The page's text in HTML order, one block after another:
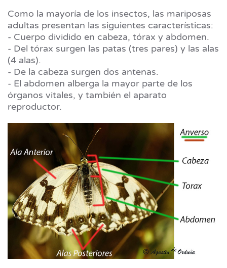
Como la mayoría de los insectos, las mariposas
adultas presentan las siguientes características:
- Cuerpo dividido en cabeza, tórax y abdomen.
- Del tórax surgen las patas (tres pares) y las alas
(4 alas).
- De la cabeza surgen dos antenas.
- El abdomen alberga la mayor parte de los
órganos vitales, y también el aparato
reproductor.